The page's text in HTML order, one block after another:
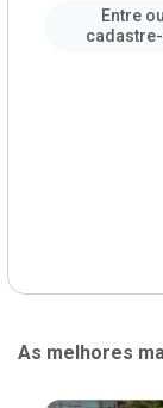
Entre ou
As melhores